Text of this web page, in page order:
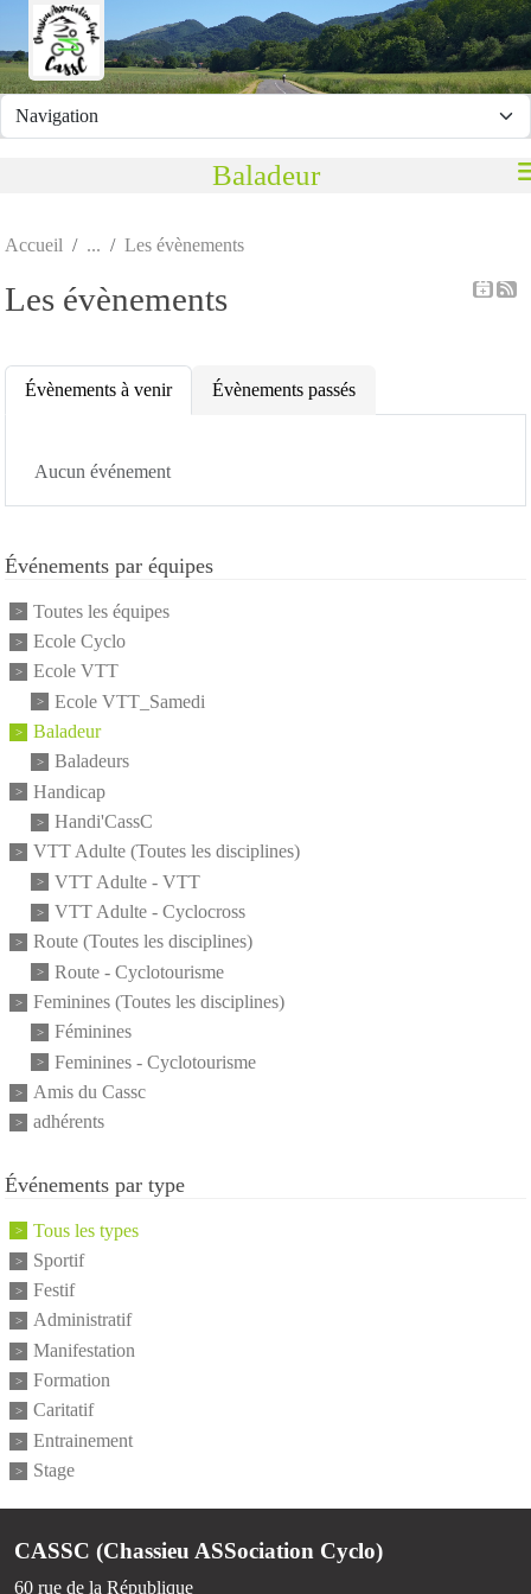
Baladeur
Accueil Les évènements
Les évènements
Évènements à venir Évènements passés
Aucun événement
Événements par équipes
Toutes les équipes
Ecole Cyclo
Ecole VTT
Ecole VTT_Samedi
Baladeur
Baladeurs
Handicap
Handi'CassC
VTT Adulte (Toutes les disciplines)
VTT Adulte - VTT
VTT Adulte - Cyclocross
Route (Toutes les disciplines)
Route - Cyclotourisme
Feminines (Toutes les disciplines)
Féminines
Feminines - Cyclotourisme
Amis du Cassc
adhérents
Événements par type
Tous les types
Sportif
Festif
Administratif
Manifestation
Formation
Caritatif
Entrainement
Stage
CASSC (Chassieu ASSociation Cyclo)
60 rue de la République
Panneau de gestion des cookies